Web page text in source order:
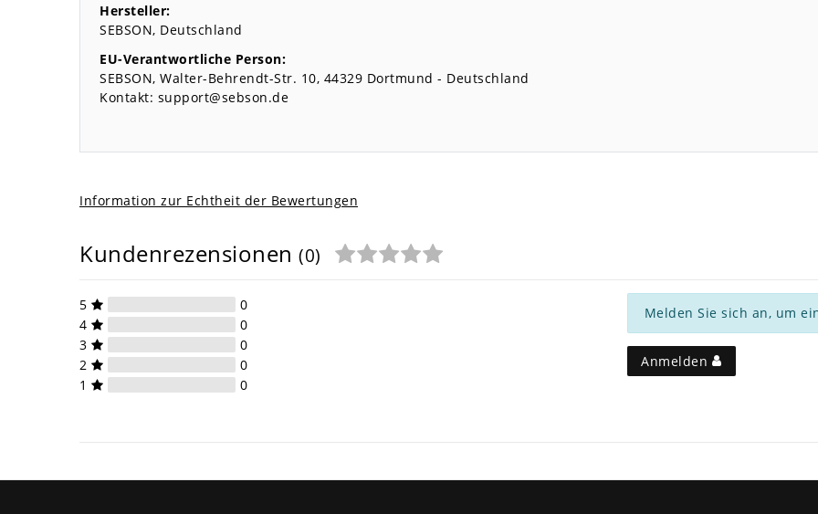
Hersteller:
SEBSON Deutschland
EU-Verantwortliche Person:
SEBSON Walter-Behrendt-Str. 10 44329 Dortmund
Deutschland
Kontakt: support@sebson.de
Information zur Echtheit der Bewertungen
Kundenrezensionen (0)
5
0
4
0
3
0
2
0
1
0
Melden Sie sich an, um
Anmelden